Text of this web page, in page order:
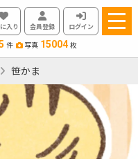
入り 会員登録 ログイン
件 写真 15004 枚
笹かま